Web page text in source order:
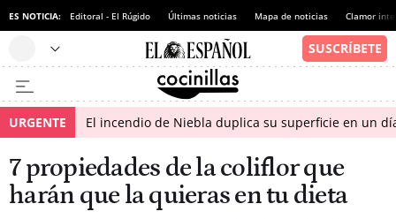
ES NOTICIA: Editoral - El Rúgido Últimas noticias Mapa de noticias Clamor
URGENTE El incendio de Niebla duplica su superficie en un
7 propiedades de la coliflor que
harán que la quieras en tu dieta